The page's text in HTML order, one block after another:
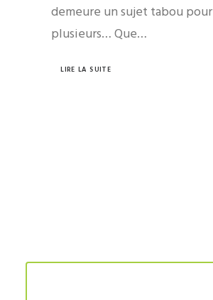
demeure un sujet tabou pour
plusieurs… Que…
LIRE LA SUITE